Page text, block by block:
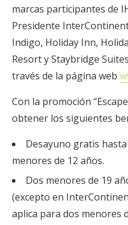
marcas participantes de
Presidente
Indigo, Holiday Inn,
Resort y Staybridge
través de la página web
Con la promoción
obtener los siguientes
Desayuno gratis
menores de 12 años.
Dos menores de 19
(excepto en
aplica para dos menores